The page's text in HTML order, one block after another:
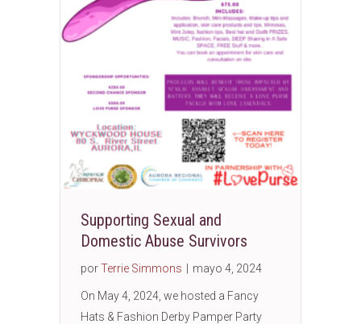
Supporting Sexual and
Domestic Abuse Survivors
porTerrie Simmons mayo 4, 2024
On May 4, 2024, we hosted a Fancy
Hats & Fashion Derby Pamper Party